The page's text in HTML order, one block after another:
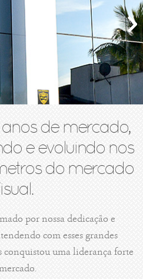
de mercado,
e evoluindo nos
do mercado
por nossa dedicação e
com esses grandes
conquistou uma liderança forte